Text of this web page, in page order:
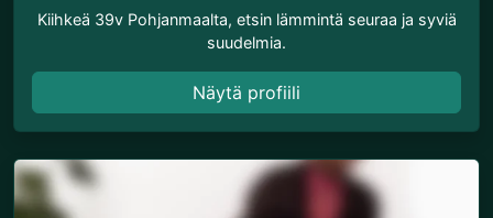
Kiihkeä 39v Pohjanmaalta, etsin lämmintä seuraa ja syviä
suudelmia.
Näytä profiili